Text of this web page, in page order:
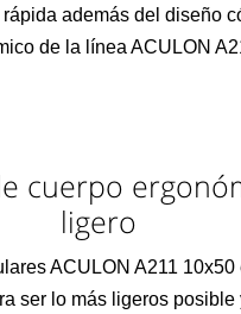
además del diseño
de la línea ACULON
cuerpo
ligero
ACULON A211 10x50
ser lo más ligeros posible